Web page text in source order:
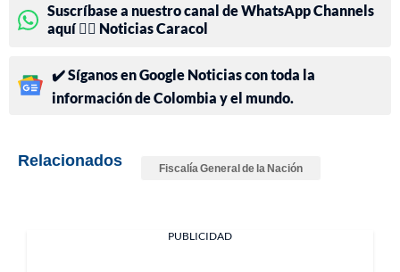
Suscríbase a nuestro canal de WhatsApp Channels
aquí 👉🏻 Noticias Caracol
✔️ Síganos en Google Noticias con toda la
información de Colombia y el mundo.
Relacionados Fiscalía General de la Nación
PUBLICIDAD